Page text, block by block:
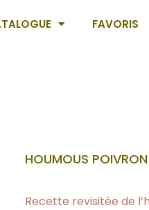
FAVORIS
HOUMOUS
Recette revisitée de